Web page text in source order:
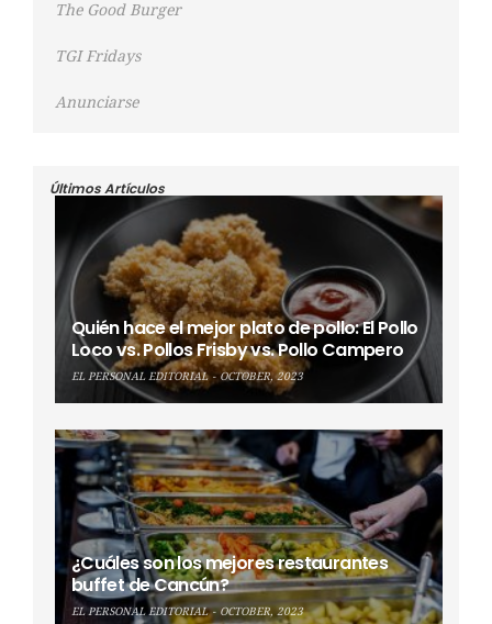
The Good Burger
TGI Fridays
Anunciarse
Últimos Artículos
Quién hace el mejor plato de pollo: El Pollo
Loco vs. Pollos Frisby vs. Pollo Campero
EL PERSONAL EDITORIAL OCTOBER, 2023
¿Cuáles son los mejores restaurantes
buffet de Cancún?
EL PERSONAL EDITORIAL OCTOBER, 2023